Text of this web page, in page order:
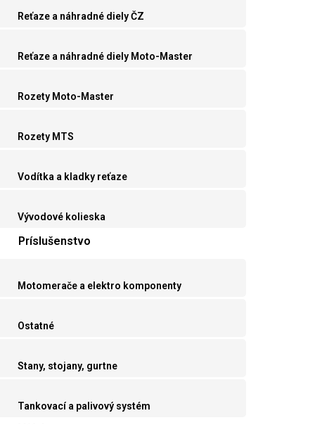
Reťaze a náhradné diely ČZ
Reťaze a náhradné diely Moto-Master
Rozety Moto-Master
Rozety MTS
Vodítka a kladky reťaze
Vývodové kolieska
Príslušenstvo
Motomerače a elektro komponenty
Ostatné
Stany, stojany, gurtne
Tankovací a palivový systém